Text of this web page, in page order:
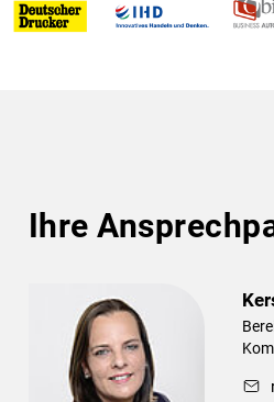
Ihre